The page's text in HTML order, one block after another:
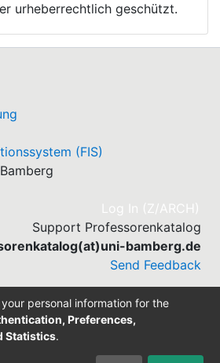
urheberrechtlich geschützt.
(FIS)
Log In (Z/ARCH)
Support Professorenkatalog
bamberg.de
Send Feedback
software
personal information for the
Preferences,
Statistics.